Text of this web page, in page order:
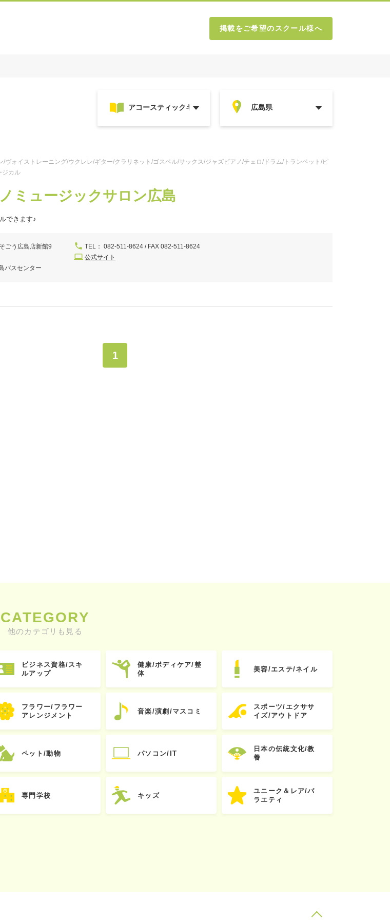
掲載をご希望のスクール様へ
/ヴォイストレーニング/ウクレレ/ギター/クラリネット/ゴスペル/サックス/ジャズピアノ/チェロ/ドラム/トランペット/ピ
ジカル
ミュージックサロン広島
できます♪
ごう広島店新館9
バスセンター
TEL： 082-511-8624 / FAX 082-511-8624
公式サイト
1
CATEGORY
他のカテゴリも見る
ビジネス資格/スキ
ルアップ
健康/ボディケア/整
体
美容/エステ/ネイル
フラワー/フラワー
アレンジメント
音楽/演劇/マスコミ
スポーツ/エクササ
イズ/アウトドア
ペット/動物 パソコン/IT
日本の伝統文化/教
養
専門学校 キッズ
ユニーク＆レア/バ
ラエティ